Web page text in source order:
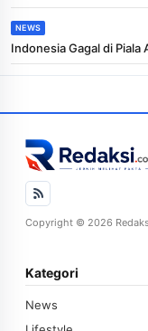
NEWS
Indonesia Gagal di
Copyright © 2026
Kategori
News